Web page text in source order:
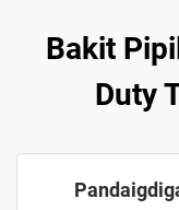
Bakit
Duty